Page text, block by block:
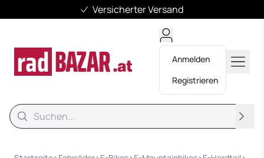
Versicherter Versand
Anmelden
Registrieren
Suche